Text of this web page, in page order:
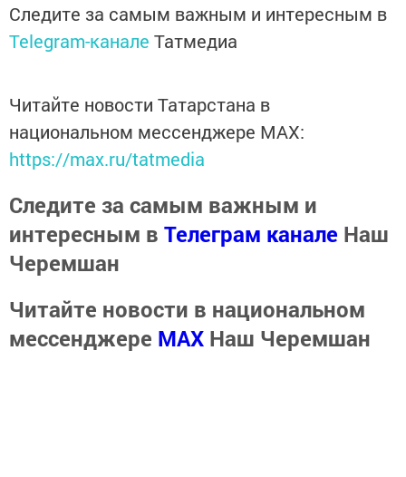
Следите за самым важным и интересным в
Telegram-канале Татмедиа
Читайте новости Татарстана в
национальном мессенджере MАХ:
https://max.ru/tatmedia
Следите за самым важным и
интересным в Телеграм канале Наш
Черемшан
Читайте новости в национальном
мессенджере MАХ Наш Черемшан